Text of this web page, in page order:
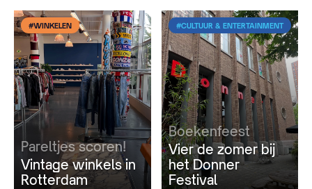
#WINKELEN
Pareltjes scoren!
Vintage winkels in
Rotterdam
#CULTUUR & ENTERTAINMENT
Boekenfeest
Vier de zomer bij
het Donner
Festival